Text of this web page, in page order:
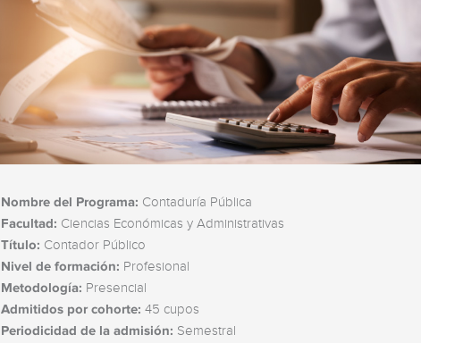
Nombre del Programa: Contaduría Pública
Facultad: Ciencias Económicas y Administrativas
Título: Contador Público
Nivel de formación: Profesional
Metodología: Presencial
Admitidos por cohorte: 45 cupos
Periodicidad de la admisión: Semestral